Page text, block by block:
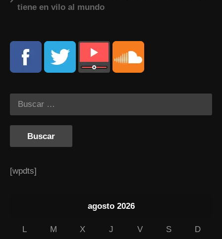
tiene en vilo al mundo
[wpdts]
agosto 2026
L M X J V S
D